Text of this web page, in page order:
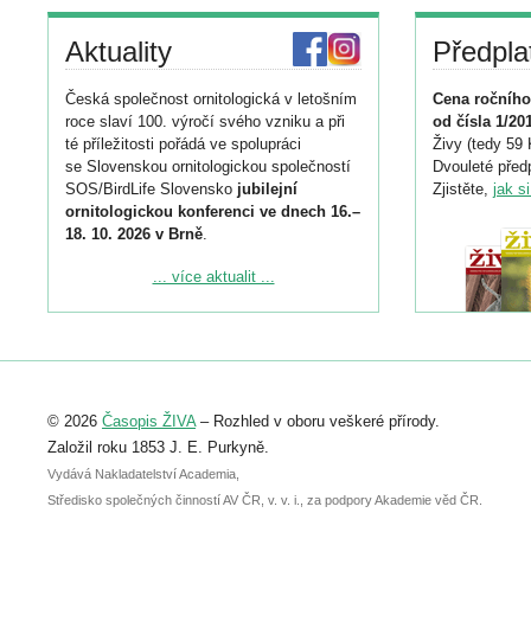
Aktuality
Česká společnost ornitologická v letošním
roce slaví 100. výročí svého vzniku a při
té příležitosti pořádá ve spolupráci
se Slovenskou ornitologickou společností
SOS/BirdLife Slovensko jubilejní
ornitologickou konferenci ve dnech 16.–
18. 10. 2026 v Brně.
Podrobnější informace ke konferenci
Registrovat se můžete do 6. září.
abstraktu přihlášené přednášky nebo
posteru je už 30. června.
... více aktualit ...
Cena
od čísla 1/
Živy (tedy 59
Dvouleté
Zjistěte, jak
© 2026 Časopis ŽIVA– Rozhled v oboru veškeré přírody.
Založil roku 1853 J. E. Purkyně.
Vydává Nakladatelství Academia,
Středisko společných činností AV ČR, v. v. i., za podpory Akademie věd ČR.